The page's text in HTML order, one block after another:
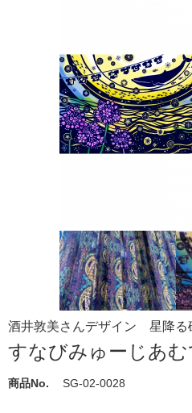
酒井敦美さんデザイン 星降る
すなびみゅーじあ
商品No. SG-02-0028